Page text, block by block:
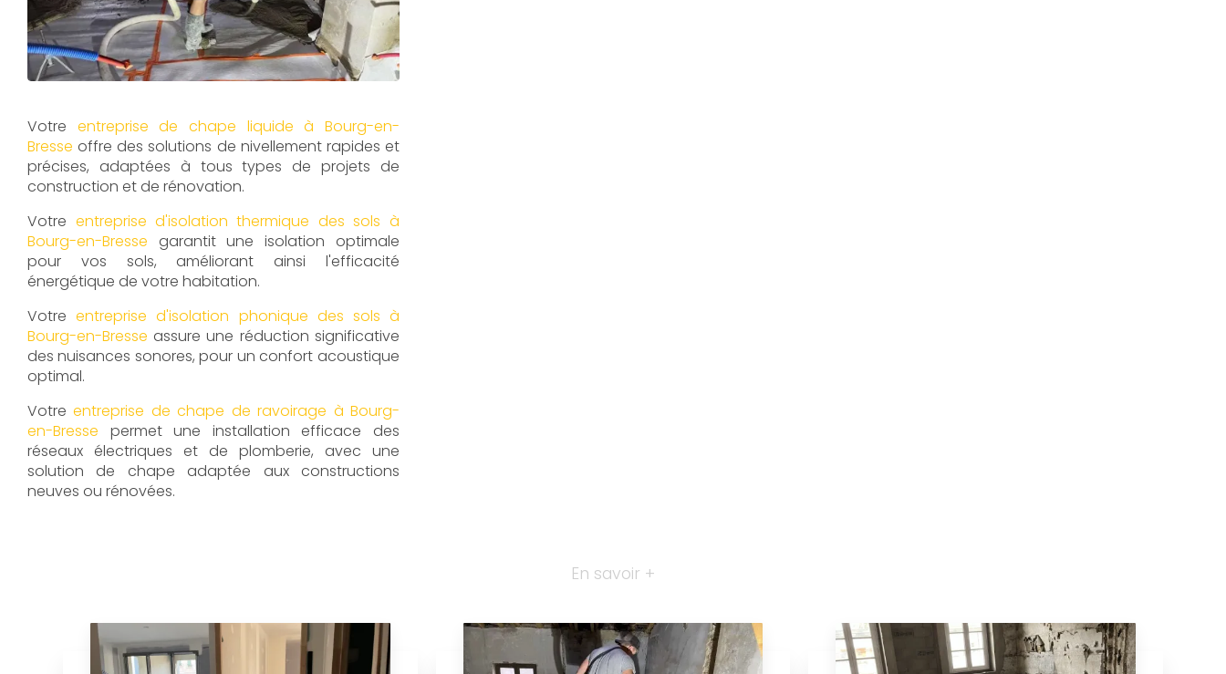
Votre entreprise de chape liquide à Bourg-en-
Bresse offre des solutions de nivellement rapides et
précises, adaptées à tous types de projets de
construction et de rénovation.
Votre entreprise d'isolation thermique des sols à
Bourg-en-Bresse garantit une isolation optimale
pour vos sols, améliorant ainsi l'efficacité
énergétique de votre habitation.
Votreentreprise d'isolation phonique des sols à
Bourg-en-Bresse assure une réduction significative
des nuisances sonores, pour un confort acoustique
optimal.
Votreentreprise de chape de ravoirage à Bourg-
en-Bresse permet une installation efficace des
réseaux électriques et de plomberie, avec une
solution de chape adaptée aux constructions
neuves ou rénovées.
En savoir +